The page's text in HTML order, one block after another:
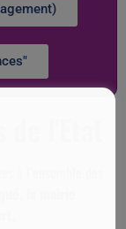
l'Etat
à l’ensemble des
la mairie